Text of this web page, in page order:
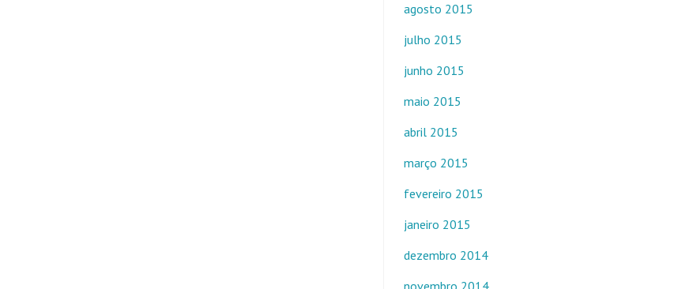
agosto 2015
julho 2015
junho 2015
maio 2015
abril 2015
março 2015
fevereiro 2015
janeiro 2015
dezembro 2014
novembro 2014